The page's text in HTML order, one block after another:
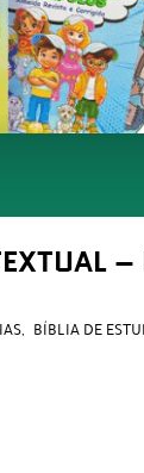
–
BÍBLIA DE